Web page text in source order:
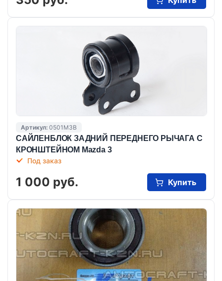
Артикул: 0501M3B
САЙЛЕНБЛОК ЗАДНИЙ ПЕРЕДНЕГО РЫЧАГА С
КРОНШТЕЙНОМ Mazda 3
Под заказ
1 000 руб. Купить